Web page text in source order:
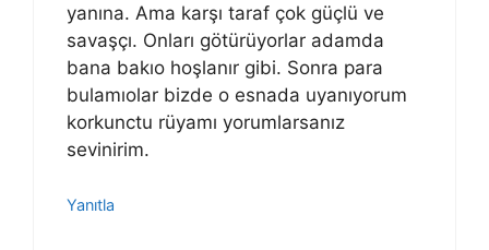
yanına. Ama karşı taraf çok güçlü ve
savaşçı. Onları götürüyorlar adamda
bana bakıo hoşlanır gibi. Sonra para
bulamıolar bizde o esnada uyanıyorum
korkunctu rüyamı yorumlarsanız
sevinirim.
Yanıtla